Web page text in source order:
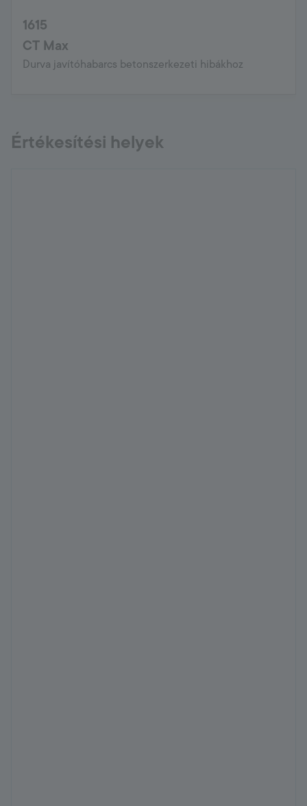
1615
CT Max
Durva javítóhabarcs betonszerkezeti hibákhoz
Értékesítési helyek